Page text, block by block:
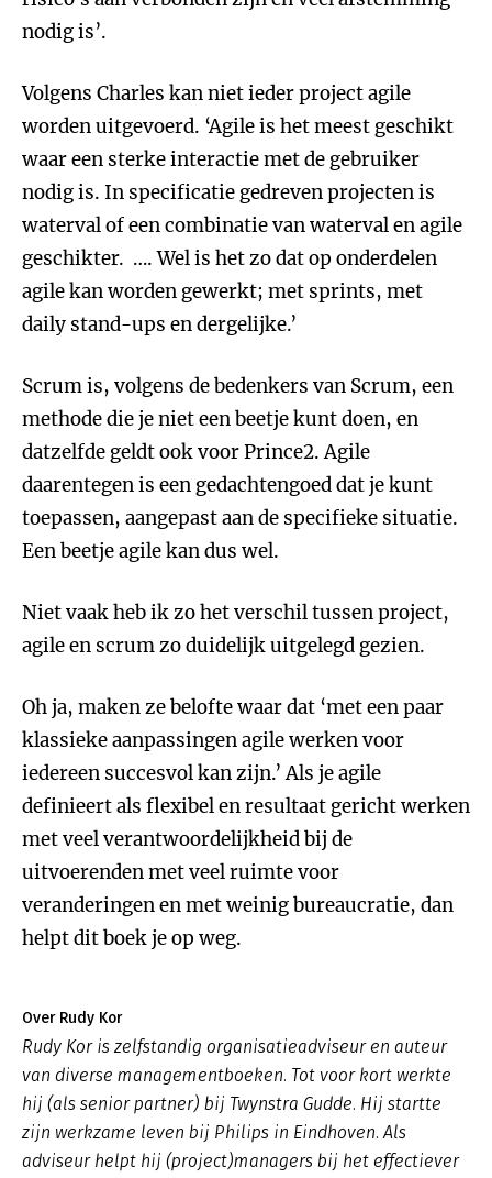
nodig is’.
Volgens Charles kan niet ieder project agile
worden uitgevoerd. ‘Agile is het meest geschikt
waar een sterke interactie met de gebruiker
nodig is. In specificatie gedreven projecten is
waterval of een combinatie van waterval en agile
geschikter. …. Wel is het zo dat op onderdelen
agile kan worden gewerkt; met sprints, met
daily stand-ups en dergelijke.’
Scrum is, volgens de bedenkers van Scrum, een
methode die je niet een beetje kunt doen, en
datzelfde geldt ook voor Prince2. Agile
daarentegen is een gedachtengoed dat je kunt
toepassen, aangepast aan de specifieke situatie.
Een beetje agile kan dus wel.
Niet vaak heb ik zo het verschil tussen project,
agile en scrum zo duidelijk uitgelegd gezien.
Oh ja, maken ze belofte waar dat ‘met een paar
klassieke aanpassingen agile werken voor
iedereen succesvol kan zijn.’ Als je agile
definieert als flexibel en resultaat gericht werken
met veel verantwoordelijkheid bij de
uitvoerenden met veel ruimte voor
veranderingen en met weinig bureaucratie, dan
helpt dit boek je op weg.
Over Rudy Kor
Rudy Kor is zelfstandig organisatieadviseur en auteur
van diverse managementboeken. Tot voor kort werkte
hij (als senior partner) bij Twynstra Gudde. Hij startte
zijn werkzame leven bij Philips in Eindhoven. Als
adviseur helpt hij (project)managers bij het effectiever